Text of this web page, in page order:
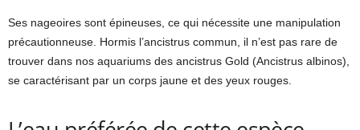
Ses nageoires sont épineuses, ce qui nécessite une manipulation
précautionneuse. Hormis l’ancistrus commun, il n’est pas rare de
trouver dans nos aquariums des ancistrus Gold (Ancistrus albinos),
se caractérisant par un corps jaune et des yeux rouges.